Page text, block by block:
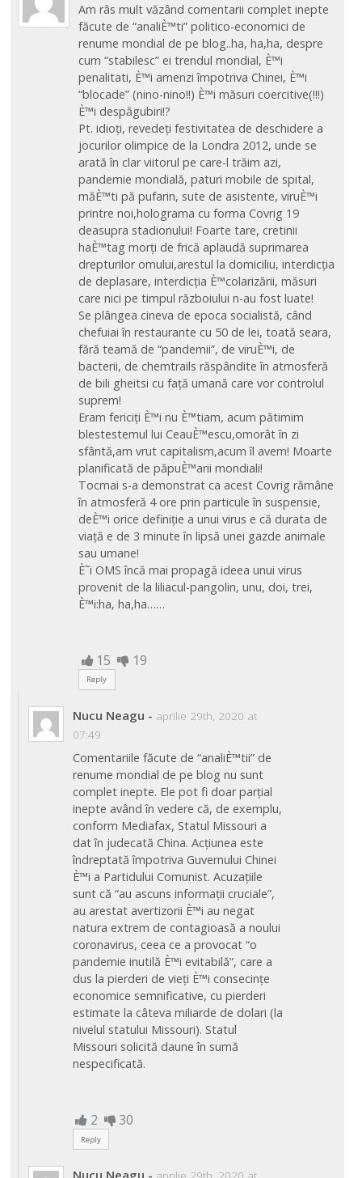
Am râs mult văzând comentarii complet inepte
făcute de “analiÈ™ti” politico-economici de
renume mondial de pe blog..ha, ha,ha, despre
cum “stabilesc” ei trendul mondial, È™i
penalitati, È™i amenzi împotriva Chinei, È™i
“blocade” (nino-nino!!) È™i măsuri coercitive(!!!)
È™i despăgubiri!?
Pt. idioți, revedeți festivitatea de deschidere a
jocurilor olimpice de la Londra 2012, unde se
arată în clar viitorul pe care-l trăim azi,
pandemie mondială, paturi mobile de spital,
măÈ™ti pă pufarin, sute de asistente, viruÈ™i
printre noi,holograma cu forma Covrig 19
deasupra stadionului! Foarte tare, cretinii
haÈ™tag morți de frică aplaudă suprimarea
drepturilor omului,arestul la domiciliu, interdicția
de deplasare, interdicția È™colarizării, măsuri
care nici pe timpul războiului n-au fost luate!
Se plângea cineva de epoca socialistă, când
chefuiai în restaurante cu 50 de lei, toată seara,
fără teamă de “pandemii”, de viruÈ™i, de
bacterii, de chemtrails răspândite în atmosferă
de bili gheitsi cu față umană care vor controlul
suprem!
Eram fericiți È™i nu È™tiam, acum pătimim
blestestemul lui CeauÈ™escu,omorât în zi
sfântă,am vrut capitalism,acum îl avem! Moarte
planificată de păpuÈ™arii mondiali!
Tocmai s-a demonstrat ca acest Covrig rămâne
în atmosferă 4 ore prin particule în suspensie,
deÈ™i orice definiție a unui virus e că durata de
viață e de 3 minute în lipsă unei gazde animale
sau umane!
È˜i OMS încă mai propagă ideea unui virus
provenit de la liliacul-pangolin, unu, doi, trei,
È™i:ha, ha,ha……
15 19
Reply
Nucu Neagu - aprilie 29th, 2020 at
07:49
Comentariile făcute de “analiÈ™tii” de
renume mondial de pe blog nu sunt
complet inepte. Ele pot fi doar parțial
inepte având în vedere că, de exemplu,
conform Mediafax, Statul Missouri a
dat în judecată China. Acțiunea este
îndreptată împotriva Guvernului Chinei
È™i a Partidului Comunist. Acuzațiile
sunt că “au ascuns informații cruciale”,
au arestat avertizorii È™i au negat
natura extrem de contagioasă a noului
coronavirus, ceea ce a provocat “o
pandemie inutilă È™i evitabilă”, care a
dus la pierderi de vieți È™i consecințe
economice semnificative, cu pierderi
estimate la câteva miliarde de dolari (la
nivelul statului Missouri). Statul
Missouri solicită daune în sumă
nespecificată.
2 30
Reply
Nucu Neagu -